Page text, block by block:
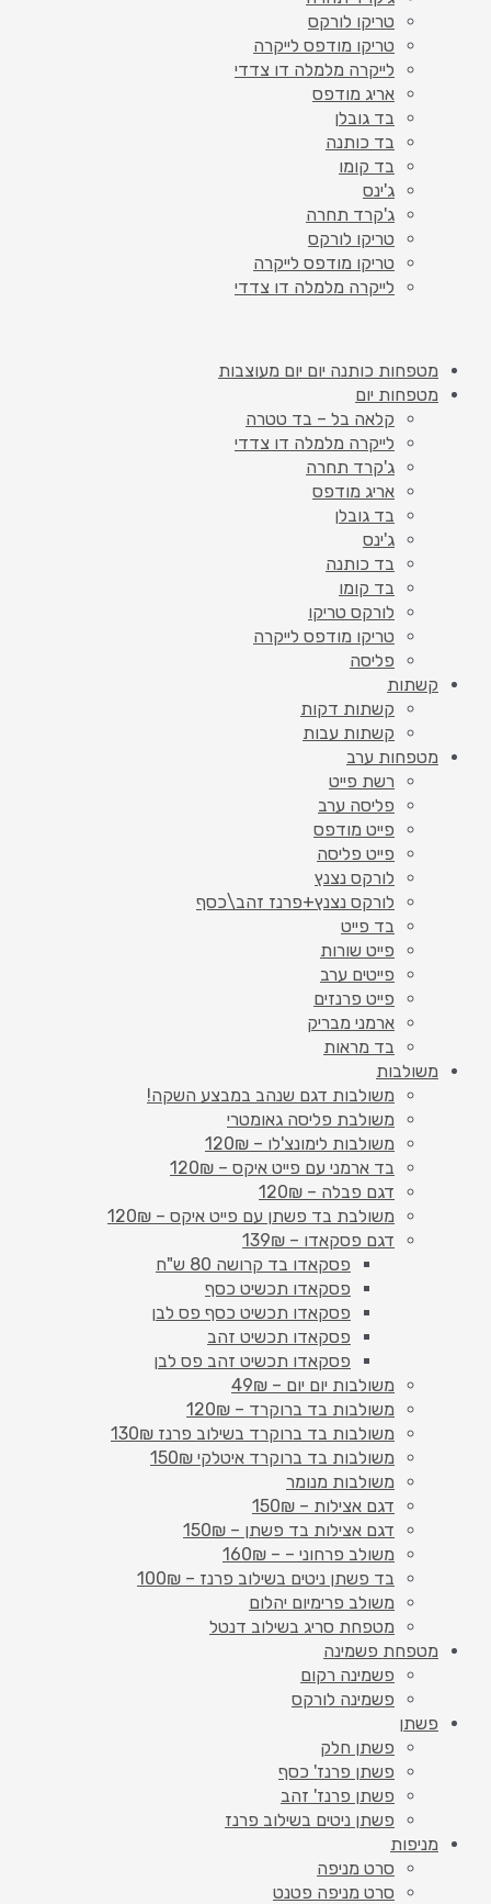
טריקו לורקס
טריקו מודפס לייקרה
לייקרה מלמלה דו צדדי
אריג מודפס
בד גובלן
בד כותנה
בד קומו
ג'ינס
ג'קרד תחרה
טריקו לורקס
טריקו מודפס לייקרה
לייקרה מלמלה דו צדדי
מטפחות כותנה יום יום מעוצבות
מטפחות יום
קלאה בל – בד טטרה
לייקרה מלמלה דו צדדי
ג'קרד תחרה
אריג מודפס
בד גובלן
ג'ינס
בד כותנה
בד קומו
לורקס טריקו
טריקו מודפס לייקרה
פליסה
קשתות
קשתות דקות
קשתות עבות
מטפחות ערב
רשת פייט
פליסה ערב
פייט מודפס
פייט פליסה
לורקס נצנץ
לורקס נצנץ+פרנז זהב\כסף
בד פייט
פייט שורות
פייטים ערב
פייט פרנזים
ארמני מבריק
בד מראות
משולבות
משולבות דגם שנהב במבצע השקה!
משולבת פליסה גאומטרי
משולבות לימונצ'לו – 120₪
בד ארמני עם פייט איקס – 120₪
דגם פבלה – 120₪
משולבת בד פשתן עם פייט איקס – 120₪
דגם פסקאדו – 139₪
פסקאדו בד קרושה 80 ש"ח
פסקאדו תכשיט כסף
פסקאדו תכשיט כסף פס לבן
פסקאדו תכשיט זהב
פסקאדו תכשיט זהב פס לבן
משולבות יום יום – 49₪
משולבות בד ברוקרד – 120₪
משולבות בד ברוקרד בשילוב פרנז 130₪
משולבות בד ברוקרד איטלקי 150₪
משולבות מנומר
דגם אצילות – 150₪
דגם אצילות בד פשתן – 150₪
משולב פרחוני – – 160₪
בד פשתן ניטים בשילוב פרנז – 100₪
משולב פרימיום יהלום
מטפחת סריג בשילוב דנטל
מטפחת פשמינה
פשמינה רקום
פשמינה לורקס
פשתן
פשתן חלק
פשתן פרנז' כסף
פשתן פרנז' זהב
פשתן ניטים בשילוב פרנז
מניפות
סרט מניפה
סרט מניפה פטנט